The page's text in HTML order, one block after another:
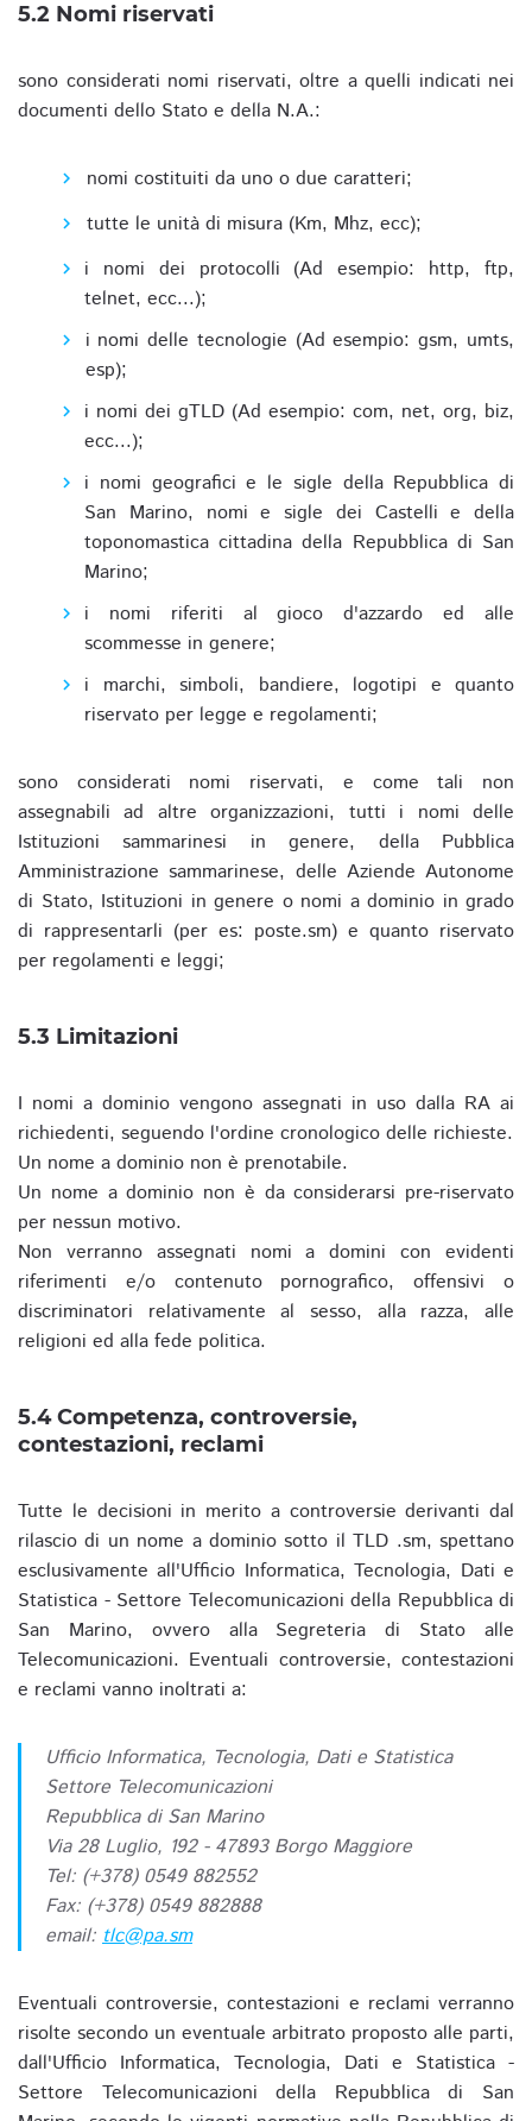
5.2 Nomi riservati
sono considerati nomi riservati, oltre a quelli indicati nei
documenti dello Stato e della N.A.:
nomi costituiti da uno o due caratteri;
tutte le unità di misura (Km, Mhz, ecc);
i nomi dei protocolli (Ad esempio: http, ftp,
telnet, ecc...);
i nomi delle tecnologie (Ad esempio: gsm, umts,
esp);
i nomi dei gTLD (Ad esempio: com, net, org, biz,
ecc...);
i nomi geografici e le sigle della Repubblica di
San Marino, nomi e sigle dei Castelli e della
toponomastica cittadina della Repubblica di San
Marino;
i nomi riferiti al gioco d'azzardo ed alle
scommesse in genere;
i marchi, simboli, bandiere, logotipi e quanto
riservato per legge e regolamenti;
sono considerati nomi riservati, e come tali non
assegnabili ad altre organizzazioni, tutti i nomi delle
Istituzioni sammarinesi in genere, della Pubblica
Amministrazione sammarinese, delle Aziende Autonome
di Stato, Istituzioni in genere o nomi a dominio in grado
di rappresentarli (per es: poste.sm) e quanto riservato
per regolamenti e leggi;
5.3 Limitazioni
I nomi a dominio vengono assegnati in uso dalla RA ai
richiedenti, seguendo l'ordine cronologico delle richieste.
Un nome a dominio non è prenotabile.
Un nome a dominio non è da considerarsi pre-riservato
per nessun motivo.
Non verranno assegnati nomi a domini con evidenti
riferimenti e/o contenuto pornografico, offensivi o
discriminatori relativamente al sesso, alla razza, alle
religioni ed alla fede politica.
5.4 Competenza, controversie,
contestazioni, reclami
Tutte le decisioni in merito a controversie derivanti dal
rilascio di un nome a dominio sotto il TLD .sm, spettano
esclusivamente all'Ufficio Informatica, Tecnologia, Dati e
Statistica - Settore Telecomunicazioni della Repubblica di
San Marino, ovvero alla Segreteria di Stato alle
Telecomunicazioni. Eventuali controversie, contestazioni
e reclami vanno inoltrati a:
Ufficio Informatica, Tecnologia, Dati e Statistica
Settore Telecomunicazioni
Repubblica di San Marino
Via 28 Luglio, 192 - 47893 Borgo Maggiore
Tel: (+378) 0549 882552
Fax: (+378) 0549 882888
email: tlc@pa.sm
Eventuali controversie, contestazioni e reclami verranno
risolte secondo un eventuale arbitrato proposto alle parti,
dall'Ufficio Informatica, Tecnologia, Dati e Statistica -
Settore Telecomunicazioni della Repubblica di San